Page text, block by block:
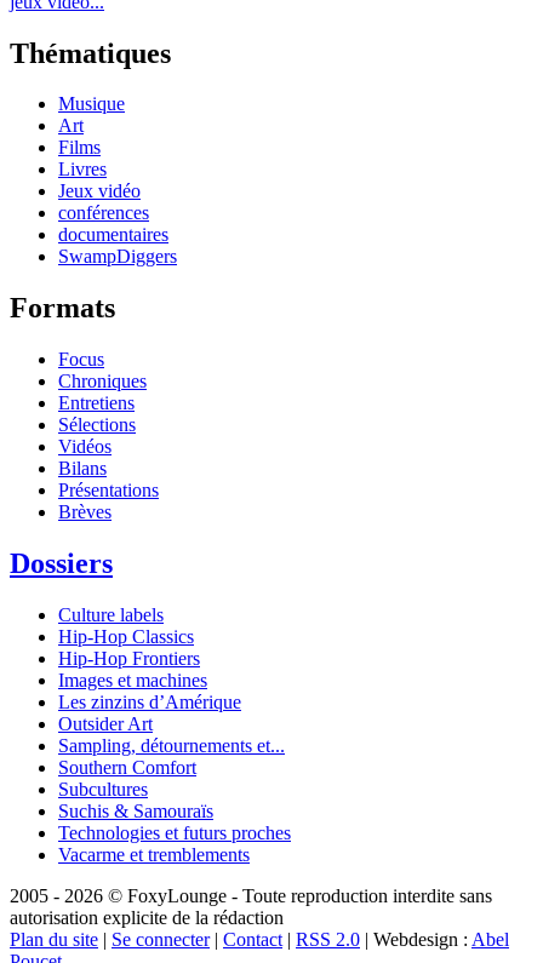
Thématiques
Musique
Art
Films
Livres
Jeux vidéo
conférences
documentaires
SwampDiggers
Formats
Focus
Chroniques
Entretiens
Sélections
Vidéos
Bilans
Présentations
Brèves
Dossiers
Culture labels
Hip-Hop Classics
Hip-Hop Frontiers
Images et machines
Les zinzins d’Amérique
Outsider Art
Sampling, détournements et...
Southern Comfort
Subcultures
Suchis & Samouraïs
Technologies et futurs proches
Vacarme et tremblements
2005 - 2026 © FoxyLounge - Toute reproduction interdite sans
autorisation explicite de la rédaction
Plan du site | Se connecter| Contact | RSS 2.0 | Webdesign : Abel